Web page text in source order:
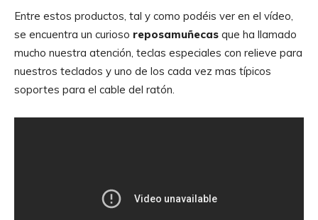
Entre estos productos, tal y como podéis ver en el vídeo,
se encuentra un curioso reposamuñecas que ha llamado
mucho nuestra atención, teclas especiales con relieve para
nuestros teclados y uno de los cada vez mas típicos
soportes para el cable del ratón.